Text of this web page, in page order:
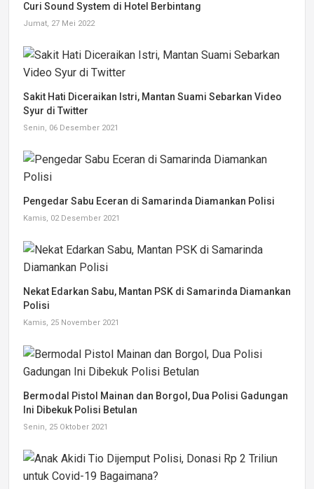
Curi Sound System di Hotel Berbintang
Jumat, 27 Mei 2022
Sakit Hati Diceraikan Istri, Mantan Suami Sebarkan Video
Syur di Twitter
Senin, 06 Desember 2021
Pengedar Sabu Eceran di Samarinda Diamankan Polisi
Kamis, 02 Desember 2021
Nekat Edarkan Sabu, Mantan PSK di Samarinda Diamankan
Polisi
Kamis, 25 November 2021
Bermodal Pistol Mainan dan Borgol, Dua Polisi Gadungan
Ini Dibekuk Polisi Betulan
Senin, 25 Oktober 2021